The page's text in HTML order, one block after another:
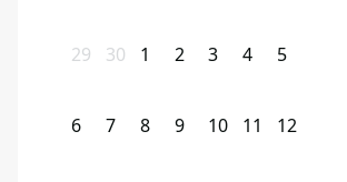
29 30 1 2 3 4 5
6 7 8 9 10 11 12